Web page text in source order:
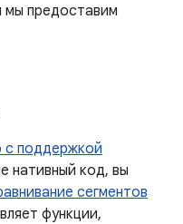
мы предоставим
с поддержкой
нативный код, вы
сегментов
функции,